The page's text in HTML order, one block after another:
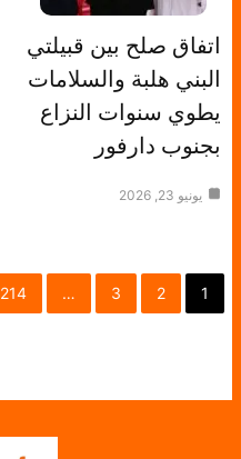
اتفاق صلح بين قبيلتي
البني هلبة والسلامات
يطوي سنوات النزاع
بجنوب دارفور
يونيو 23, 2026
1
2
3
…
214